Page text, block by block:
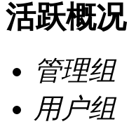
活跃概况
管理组
用户组